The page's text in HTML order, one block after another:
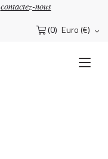
contactez-nous
(0) Euro (€)